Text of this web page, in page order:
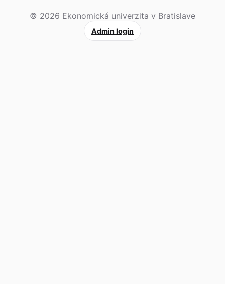
© 2026 Ekonomická univerzita v Bratislave
Admin login